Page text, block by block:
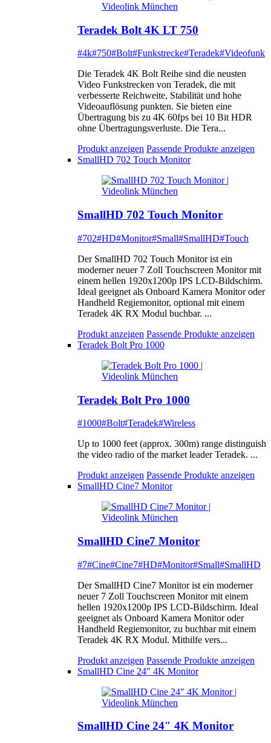
Teradek Bolt 4K LT 750
#4k#750#Bolt#Funkstrecke#Teradek#Videofunk
Die Teradek 4K Bolt Reihe sind die neusten
Video Funkstrecken von Teradek, die mit
verbesserte Reichweite, Stabilität und hohe
Videoauflösung punkten. Sie bieten eine
Übertragung bis zu 4K 60fps bei 10 Bit HDR
ohne Übertragungsverluste. Die Tera...
Produkt anzeigen Passende Produkte anzeigen
SmallHD 702 Touch Monitor
SmallHD 702 Touch Monitor
#702#HD#Monitor#Small#SmallHD#Touch
Der SmallHD 702 Touch Monitor ist ein
moderner neuer 7 Zoll Touchscreen Monitor mit
einem hellen 1920x1200p IPS LCD-Bildschirm.
Ideal geeignet als Onboard Kamera Monitor oder
Handheld Regiemonitor, optional mit einem
Teradek 4K RX Modul buchbar. ...
Produkt anzeigen Passende Produkte anzeigen
Teradek Bolt Pro 1000
Teradek Bolt Pro 1000
#1000#Bolt#Teradek#Wireless
Up to 1000 feet (approx. 300m) range distinguish
the video radio of the market leader Teradek. ...
Produkt anzeigen Passende Produkte anzeigen
SmallHD Cine7 Monitor
SmallHD Cine7 Monitor
#7#Cine#Cine7#HD#Monitor#Small#SmallHD
Der SmallHD Cine7 Monitor ist ein moderner
neuer 7 Zoll Touchscreen Monitor mit einem
hellen 1920x1200p IPS LCD-Bildschirm. Ideal
geeignet als Onboard Kamera Monitor oder
Handheld Regiemonitor, zu buchbar mit einem
Teradek 4K RX Modul. Mithilfe vers...
Produkt anzeigen Passende Produkte anzeigen
SmallHD Cine 24″ 4K Monitor
SmallHD Cine 24″ 4K Monitor